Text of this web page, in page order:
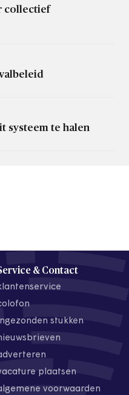
collectief
systeem te halen
& Contact
stukken
plaatsen
voorwaarden